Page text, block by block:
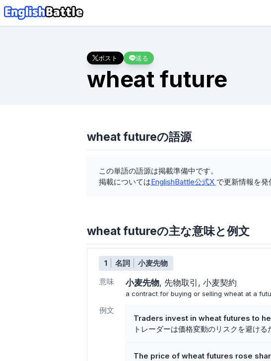
ポスト 送る
wheat future
wheat futureの語源
この単語の語源は掲載準備中です。
掲載についてはEnglishBattle公式X で更新情報を発
wheat futureの主な意味と例文
1 名詞
小麦先物
意味
小麦先物 先物取引 小麦契約
a contract for buying or selling wheat at a
例文
Traders invest in wheat futures to
トレーダーは価格変動のリスクを避ける
The price of wheat futures rose